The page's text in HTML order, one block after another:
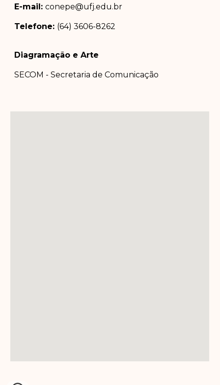
E-mail:conepe@ufj.edu.br
Telefone: (64) 3606-8262
Diagramação e Arte
SECOM - Secretaria de Comunicação